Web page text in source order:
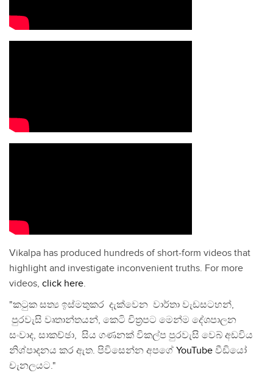
Vikalpa has produced hundreds of short-form videos that
highlight and investigate inconvenient truths. For more
videos, click here.
"කටුක සත්‍ය ඉස්මතුකර දැක්වෙන වාර්තා වැඩසටහන්,
පුරවැසි වෘතාන්තයන්, කෙටි චිත්‍රපට මෙන්ම දේශපාලන
සංවාද, සාකච්ඡා, සිය ගණනක් විකල්ප පුරවැසි වෙබ් අඩවිය
නිශ්පාදනය කර ඇත. පිවිසෙන්න අපගේ YouTube වීඩියෝ
චැනලයට."